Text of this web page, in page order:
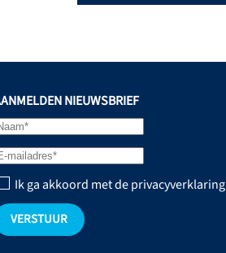
NIEUWSBRIEF
Ik ga akkoord met de privacyverklaring
VERSTUUR